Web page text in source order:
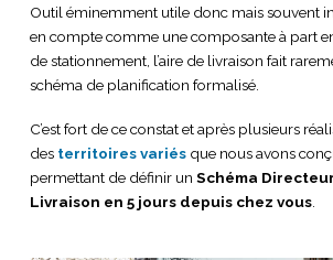
Outil éminemment utile donc mais souvent
en compte comme une composante à part
de stationnement, l’aire de livraison fait
schéma de planification formalisé.
C’est fort de ce constat et après plusieurs
des territoires variésque nous avons
permettant de définir un Schéma
Livraison en 5 jours depuis chez vous.